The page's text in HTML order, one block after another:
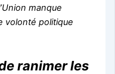
manque
volonté politique
ranimer les